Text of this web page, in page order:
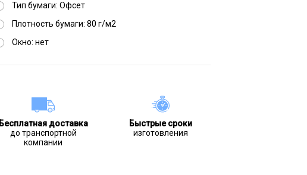
Тип бумаги: Офсет
Плотность бумаги: 80 г/м2
Окно: нет
Бесплатная доставка
до транспортной
компании
Быстрые сроки
изготовления